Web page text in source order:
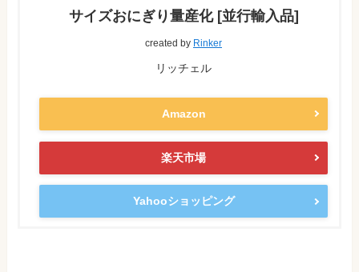
サイズおにぎり量産化 [並行輸入品]
created by Rinker
リッチェル
Amazon
楽天市場
Yahooショッピング